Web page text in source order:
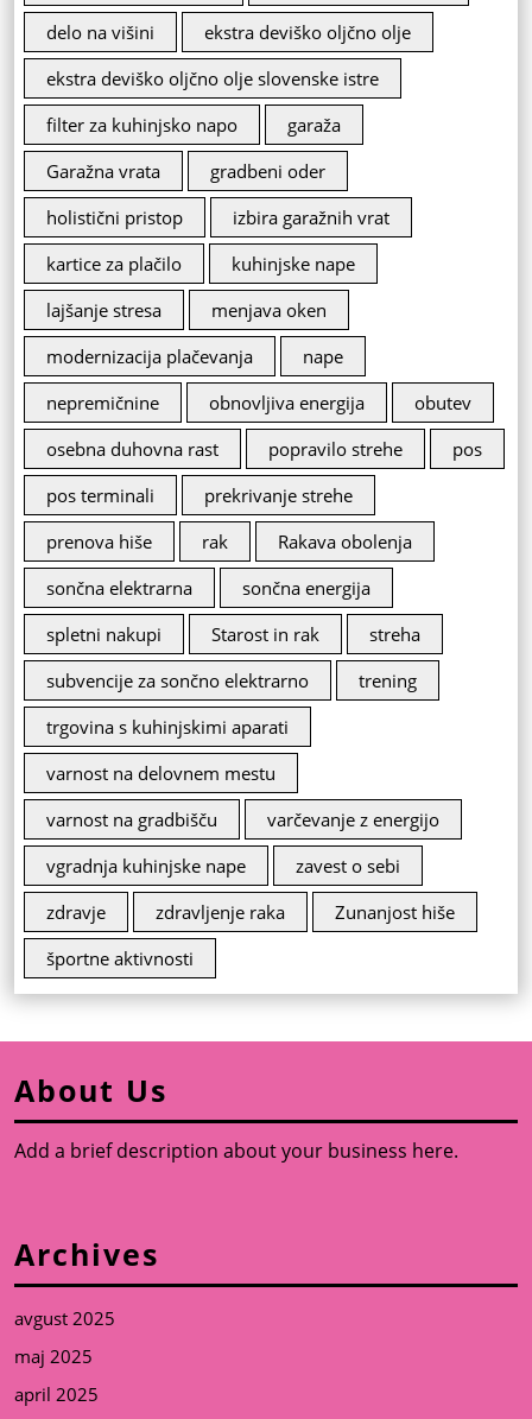
delo na višini
ekstra deviško oljčno olje
ekstra deviško oljčno olje slovenske istre
filter za kuhinjsko napo
garaža
Garažna vrata
gradbeni oder
holistični pristop
izbira garažnih vrat
kartice za plačilo
kuhinjske nape
lajšanje stresa
menjava oken
modernizacija plačevanja
nape
nepremičnine
obnovljiva energija
obutev
osebna duhovna rast
popravilo strehe
pos
pos terminali
prekrivanje strehe
prenova hiše
rak
Rakava obolenja
sončna elektrarna
sončna energija
spletni nakupi
Starost in rak
streha
subvencije za sončno elektrarno
trening
trgovina s kuhinjskimi aparati
varnost na delovnem mestu
varnost na gradbišču
varčevanje z energijo
vgradnja kuhinjske nape
zavest o sebi
zdravje
zdravljenje raka
Zunanjost hiše
športne aktivnosti
About Us
Add a brief description about your business here.
Archives
avgust 2025
maj 2025
april 2025